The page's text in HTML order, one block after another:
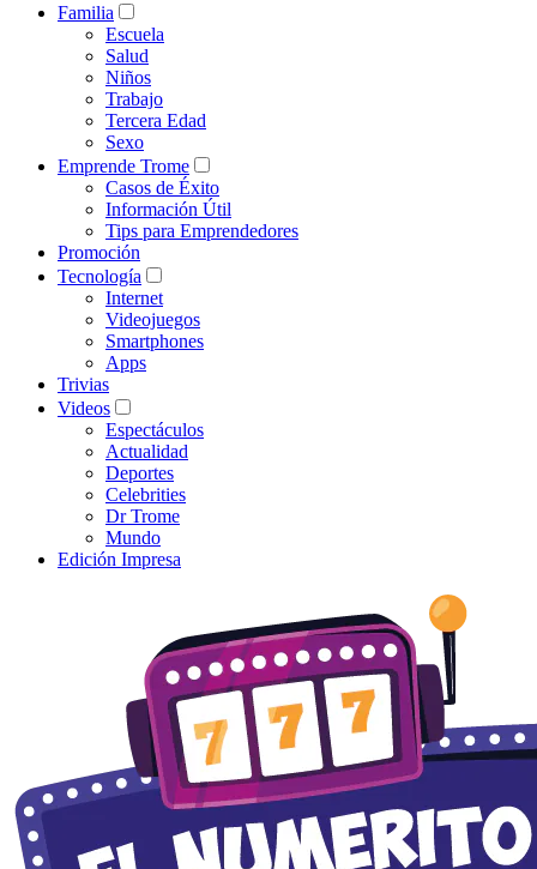
Familia
Escuela
Salud
Niños
Trabajo
Tercera Edad
Sexo
Emprende Trome
Casos de Éxito
Información Útil
Tips para Emprendedores
Promoción
Tecnología
Internet
Videojuegos
Smartphones
Apps
Trivias
Videos
Espectáculos
Actualidad
Deportes
Celebrities
Dr Trome
Mundo
Edición Impresa